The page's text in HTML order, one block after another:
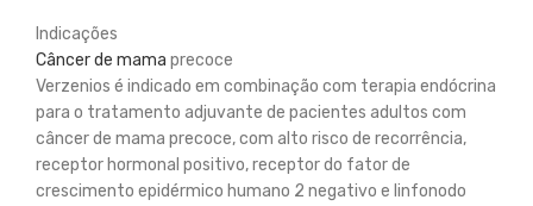
Indicações
Câncer de mama precoce
Verzenios é indicado em combinação com terapia endócrina
para o tratamento adjuvante de pacientes adultos com
câncer de mama precoce, com alto risco de recorrência,
receptor hormonal positivo, receptor do fator de
crescimento epidérmico humano 2 negativo e linfonodo